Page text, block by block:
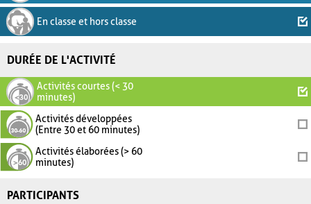
En classe et hors classe
DURÉE DE L'ACTIVITÉ
Activités courtes (< 30
minutes)
Activités développées
(Entre 30 et 60 minutes)
Activités élaborées (> 60
minutes)
PARTICIPANTS